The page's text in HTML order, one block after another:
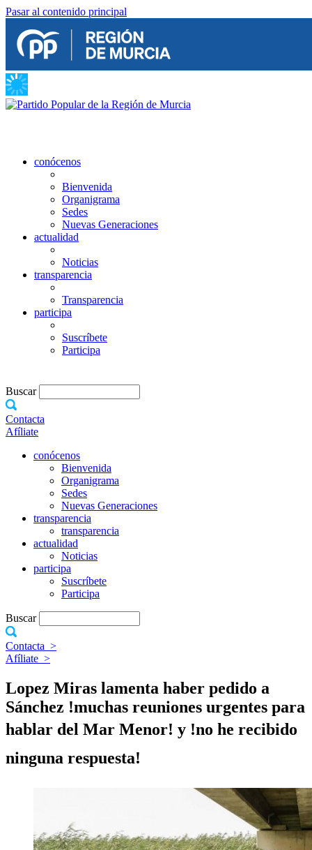
Pasar al contenido principal
conócenos
Bienvenida
Organigrama
Sedes
Nuevas Generaciones
actualidad
Noticias
transparencia
Transparencia
participa
Suscríbete
Participa
Buscar
Contacta
Afíliate
conócenos
Bienvenida
Organigrama
Sedes
Nuevas Generaciones
transparencia
transparencia
actualidad
Noticias
participa
Suscríbete
Participa
Buscar
Contacta >
Afíliate >
Lopez Miras lamenta haber pedido a
Sánchez !muchas reuniones urgentes para
hablar del Mar Menor! y !no he recibido
ninguna respuesta!